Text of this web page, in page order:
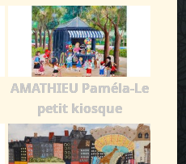
AMATHIEU Paméla-Le
petit kiosque